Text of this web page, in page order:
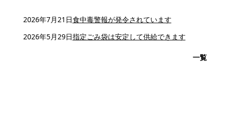
2026年7月21日食中毒警報が発令されています
2026年5月29日指定ごみ袋は安定して供給できます
一覧